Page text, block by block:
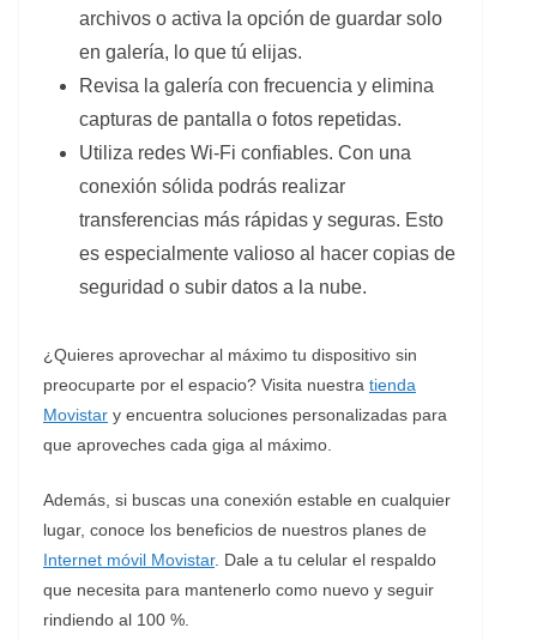
archivos o activa la opción de guardar solo
en galería, lo que tú elijas.
Revisa la galería con frecuencia y elimina
capturas de pantalla o fotos repetidas.
Utiliza redes Wi-Fi confiables. Con una
conexión sólida podrás realizar
transferencias más rápidas y seguras. Esto
es especialmente valioso al hacer copias de
seguridad o subir datos a la nube.
¿Quieres aprovechar al máximo tu dispositivo sin
preocuparte por el espacio? Visita nuestra tienda
Movistar y encuentra soluciones personalizadas para
que aproveches cada giga al máximo.
Además, si buscas una conexión estable en cualquier
lugar, conoce los beneficios de nuestros planes de
Internet móvil Movistar. Dale a tu celular el respaldo
que necesita para mantenerlo como nuevo y seguir
rindiendo al 100 %.